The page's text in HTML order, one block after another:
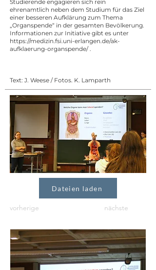
Studierende engagieren sich rein
ehrenamtlich neben dem Studium für das Ziel
einer besseren Aufklärung zum Thema
„Organspende“ in der gesamten Bevölkerung.
Informationen zur Initiative gibt es unter
https://medizin.fsi.uni-erlangen.de/ak-
aufklaerung-organspende/.
Text: J. Weese / Fotos. K. Lamparth
Dateien laden
vorherige nächste